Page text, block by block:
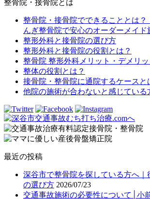
整骨院・接骨院とは
整骨院・接骨院でできることとは？
んぎ整骨院で安心のオーダーメイド
整形外科と接骨院の選び方
整形外科と接骨院の役割とは？
整骨院 整形外科メリット・デメリッ
整体の役割とは？
接骨院・整骨院に通院するケースと
他院の施術が合わないと感じている
最近の投稿
深谷市で整骨院を探している方へ｜
の選び方 2026/07/23
交通事故施術の必要性について│小